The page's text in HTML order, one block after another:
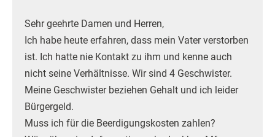
Sehr geehrte Damen und Herren,
Ich habe heute erfahren, dass mein Vater verstorben
ist. Ich hatte nie Kontakt zu ihm und kenne auch
nicht seine Verhältnisse. Wir sind 4 Geschwister.
Meine Geschwister beziehen Gehalt und ich leider
Bürgergeld.
Muss ich für die Beerdigungskosten zahlen?